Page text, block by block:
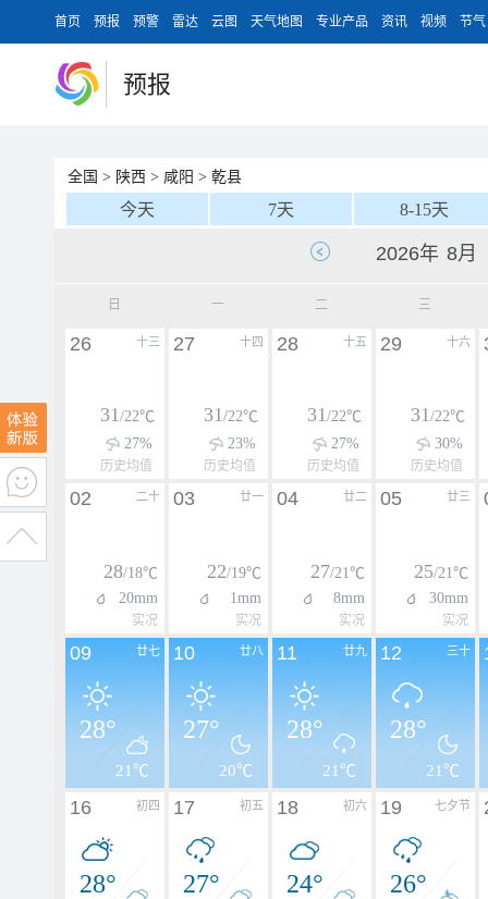
首页 预报 预警 雷达 云图 天气地图 专业产品 资讯 视频 节气
预报
全国 > 陕西 > 咸阳 > 乾县
今天 7天 8-15天
日 一 二 三
十三
26
31/22℃
27%
历史均值
十四
27
31/22℃
23%
历史均值
十五
28
31/22℃
27%
历史均值
十六
29
31/22℃
30%
历史均值
二十
02
28/18℃
20mm
实况
廿一
03
22/19℃
1mm
实况
廿二
04
27/21℃
8mm
实况
廿三
05
25/21℃
30mm
实况
廿七
09
28°
21℃
廿八
10
27°
20℃
廿九
11
28°
21℃
三十
12
28°
21℃
初四
16
28°
初五
17
27°
初六
18
24°
七夕节
19
26°